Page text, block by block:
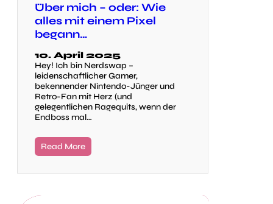
Über mich – oder: Wie
alles mit einem Pixel
begann…
10. April 2025
Hey! Ich bin Nerdswap –
leidenschaftlicher Gamer,
bekennender Nintendo-Jünger und
Retro-Fan mit Herz (und
gelegentlichen Ragequits, wenn der
Endboss mal…
Read More